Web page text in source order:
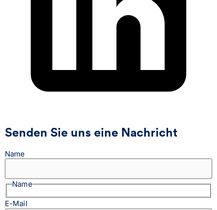
Senden Sie uns eine Nachricht
Name
Name
E-Mail